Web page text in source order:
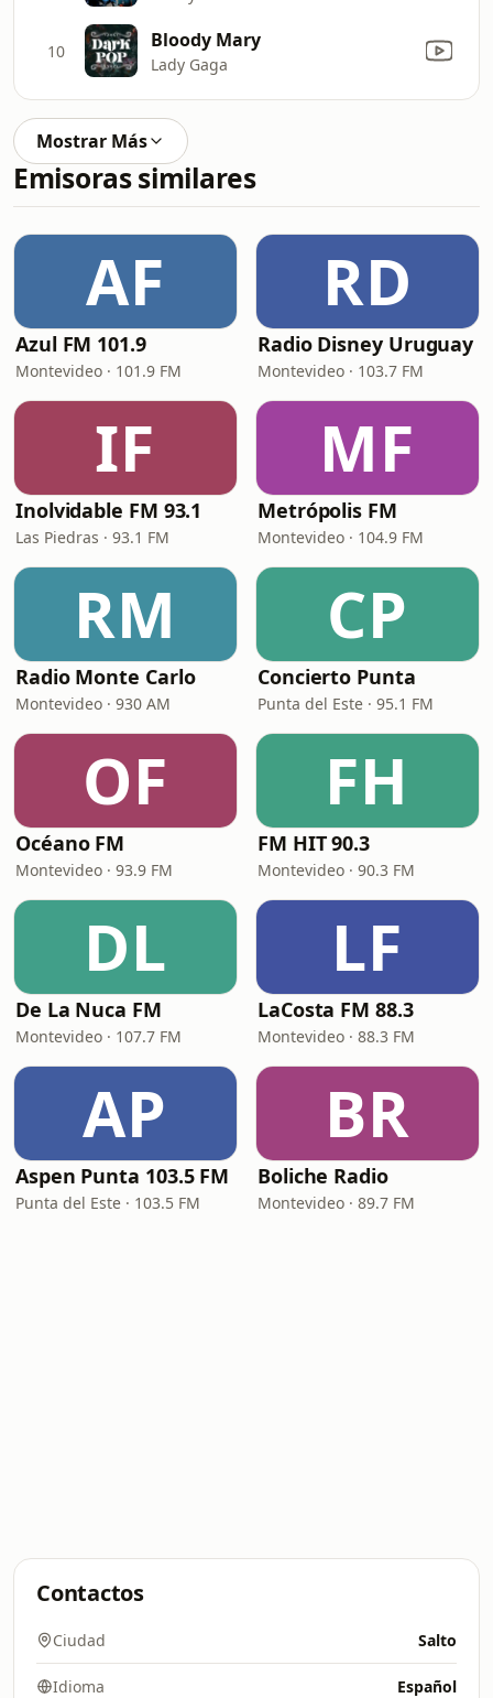
10 Bloody Mary
Lady Gaga
Mostrar Más
Emisoras similares
AF
Azul FM 101.9
Montevideo · 101.9 FM
RD
Radio Disney Uruguay
Montevideo · 103.7 FM
IF
Inolvidable FM 93.1
Las Piedras · 93.1 FM
MF
Metrópolis FM
Montevideo · 104.9 FM
RM
Radio Monte Carlo
Montevideo · 930 AM
CP
Concierto Punta
Punta del Este · 95.1 FM
OF
Océano FM
Montevideo · 93.9 FM
FH
FM HIT 90.3
Montevideo · 90.3 FM
DL
De La Nuca FM
Montevideo · 107.7 FM
LF
LaCosta FM 88.3
Montevideo · 88.3 FM
AP
Aspen Punta 103.5 FM
Punta del Este · 103.5 FM
BR
Boliche Radio
Montevideo · 89.7 FM
Contactos
Ciudad Salto
Idioma Español